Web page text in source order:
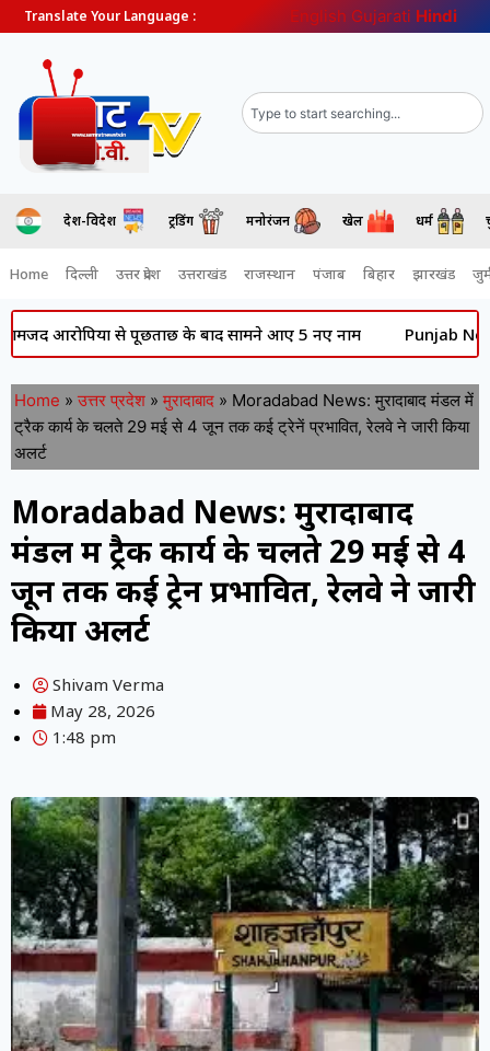
Translate Your Language : English Gujarati Hindi
देश-विदेश ट्रेंडिंग मनोरंजन खेल धर्म
Home दिल्ली उत्तर प्रदेश उत्तराखंड राजस्थान पंजाब बिहार झारखंड
से पूछताछ के बाद सामने आए 5 नए नाम Punjab News: की
Home » उत्तर प्रदेश » मुरादाबाद » Moradabad News: मुरादाबाद मंडल में
ट्रैक कार्य के चलते 29 मई से 4 जून तक कई ट्रेनें प्रभावित, रेलवे ने जारी किया
अलर्ट
Moradabad News: मुरादाबाद
मंडल में ट्रैक कार्य के चलते 29 मई से 4
जून तक कई ट्रेनें प्रभावित, रेलवे ने जारी
किया अलर्ट
Shivam Verma
May 28, 2026
1:48 pm